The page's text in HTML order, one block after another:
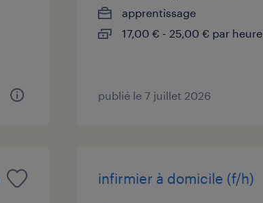
apprentissage
17,00 € - 25,00 € par heure
publié le 7 juillet 2026
infirmier à domicile (f/h)